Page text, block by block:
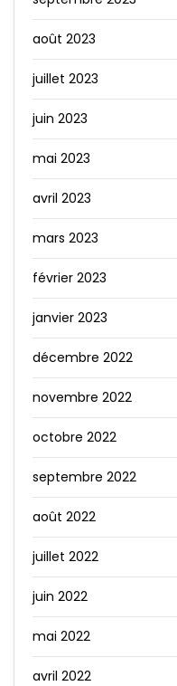
août 2023
juillet 2023
juin 2023
mai 2023
avril 2023
mars 2023
février 2023
janvier 2023
décembre 2022
novembre 2022
octobre 2022
septembre 2022
août 2022
juillet 2022
juin 2022
mai 2022
avril 2022